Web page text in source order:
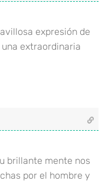
expresión de
extraordinaria
brillante mente nos
por el hombre y